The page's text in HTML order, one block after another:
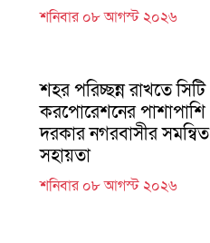
শনিবার ০৮ আগস্ট ২০২৬
শহর পরিচ্ছন্ন রাখতে সিটি
করপোরেশনের পাশাপাশি
দরকার নগরবাসীর সমন্বিত
সহায়তা
শনিবার ০৮ আগস্ট ২০২৬